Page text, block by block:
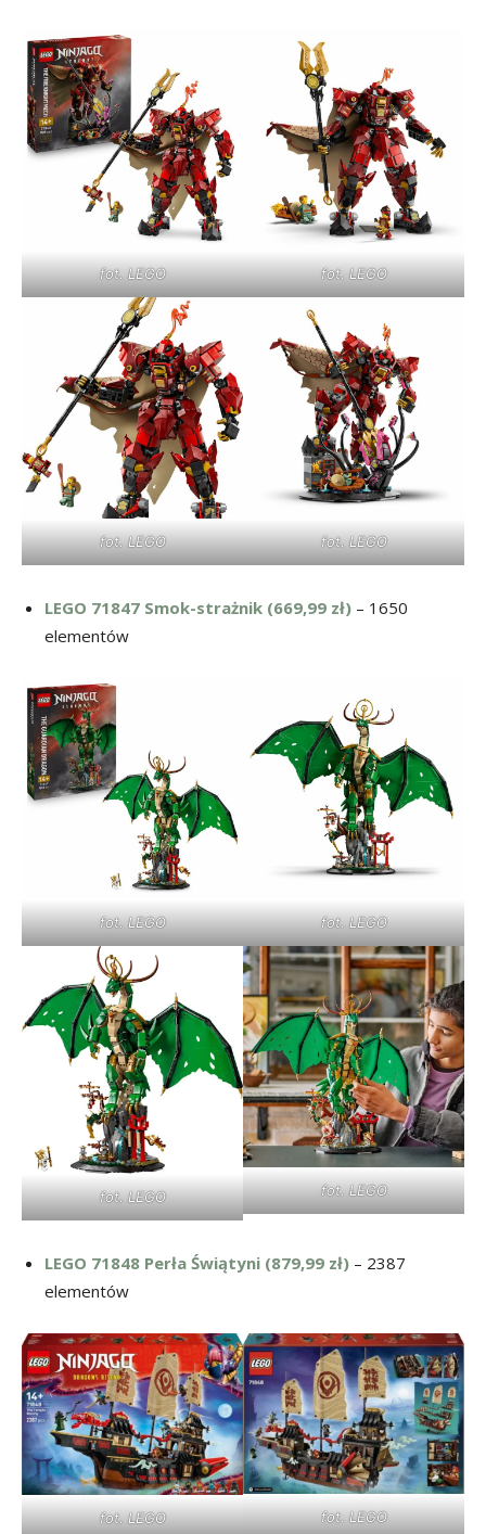
fot. LEGO fot. LEGO
fot. LEGO fot. LEGO
LEGO 71847 Smok-strażnik (669,99 zł) – 1650
elementów
fot. LEGO fot. LEGO
fot. LEGO fot. LEGO
LEGO 71848 Perła Świątyni (879,99 zł) – 2387
elementów
fot. LEGO fot. LEGO